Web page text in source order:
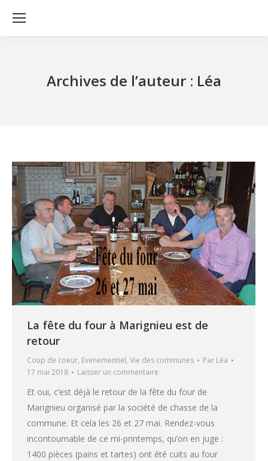
Archives de l’auteur : Léa
La fête du four à Marignieu est de
retour
Coup de coeur, Evenementiel, Vie des communes Par Léa
17 mai 2018
Laisser un commentaire
Et oui, c’est déjà le retour de la fête du four de
Marignieu organisé par la société de chasse de la
commune. Et cela les 26 et 27 mai. Rendez-vous
incontournable de ce mi-printemps, qu’on en juge :
1400 pièces (pains et tartes) ont été cuits au four